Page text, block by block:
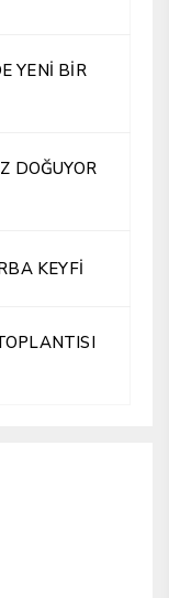
YENİ BİR
DOĞUYOR
KEYFİ